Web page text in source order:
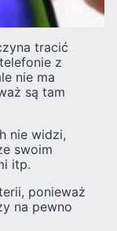
tracić
z
nie ma
są tam
nie widzi,
swoim
itp.
ponieważ
na pewno